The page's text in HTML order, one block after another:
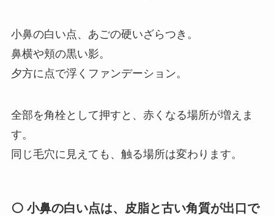
小鼻の白い点、あごの硬いざらつき。
鼻横や頬の黒い影。
夕方に点で浮くファンデーション。
全部を角栓として押すと、赤くなる場所が増えま
す。
同じ毛穴に見えても、触る場所は変わります。
⚪ 小鼻の白い点は、皮脂と古い角質が出口で